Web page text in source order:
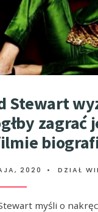
Stewart
zagrać
2020 • DZIAŁ
myśli o